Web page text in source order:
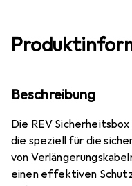
Beschreibung
Die REV
die speziell für die
von
einen effektiven